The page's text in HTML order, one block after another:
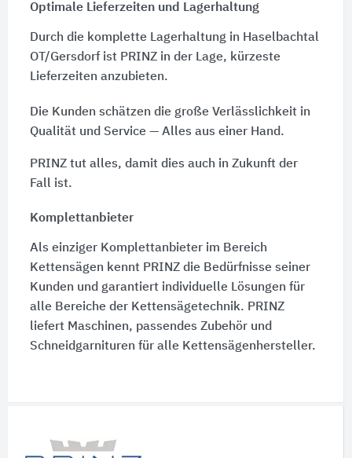
Optimale Lieferzeiten und Lagerhaltung
Durch die komplette Lagerhaltung in Haselbachtal
OT/Gersdorf ist PRINZ in der Lage, kürzeste
Lieferzeiten anzubieten.
Die Kunden schätzen die große Verlässlichkeit in
Qualität und Service — Alles aus einer Hand.
PRINZ tut alles, damit dies auch in Zukunft der
Fall ist.
Komplettanbieter
Als einziger Komplettanbieter im Bereich
Kettensägen kennt PRINZ die Bedürfnisse seiner
Kunden und garantiert individuelle Lösungen für
alle Bereiche der Kettensägetechnik. PRINZ
liefert Maschinen, passendes Zubehör und
Schneidgarnituren für alle Kettensägenhersteller.